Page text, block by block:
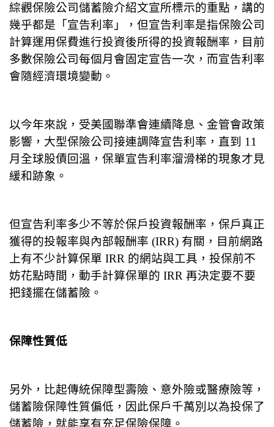
綜觀保險公司儲蓄險介紹文宣所標示的重點，講的
幾乎都是「宣告利率」，但宣告利率是指保險公司
計算運用保費進行投資後所得的投資報酬率，目前
多數保險公司每個月會固定宣告一次，而宣告利率
會隨經濟環境變動。
以今年來說，受美國聯準會連續降息、金管會政策
影響，大型保險公司接連調降宣告利率，直到 11
月全球股債回溫，保單宣告利率溜滑梯的現象才見
緩和跡象。
但宣告利率多少不等於保戶投資報酬率，保戶真正
獲得的投報率與內部報酬率 (IRR) 有關，目前網路
上有不少計算保單 IRR 的網站與工具，投保前不
妨花點時間，動手計算保單的 IRR 再決定要不要
把錢擺在儲蓄險。
保障性質低
另外，比起傳統保障型壽險、意外險或醫療險等，
儲蓄險保障性質偏低，因此保戶千萬別以為投保了
儲蓄險，就能享有充足保險保障。